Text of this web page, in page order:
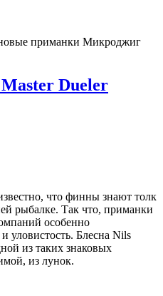
приманки Микроджиг
Dueler
что финны знают толк
рыбалке. Так что, приманки
особенно
уловистость. Блесна Nils
из таких знаковых
из лунок.